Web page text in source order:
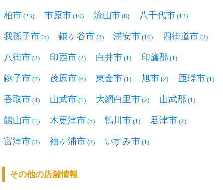
柏市 (23) 市原市 (10) 流山市 (8) 八千代市 (13)
我孫子市 (5) 鎌ヶ谷市 (3) 浦安市 (10) 四街道市 (3)
八街市 (3) 印西市 (2) 白井市 (1) 印旛郡 (1)
銚子市 (2) 茂原市 (6) 東金市 (1) 旭市 (2) 匝瑳市 (1)
香取市 (4) 山武市 (1) 大網白里市 (2) 山武郡 (1)
館山市 (1) 木更津市 (5) 鴨川市 (1) 君津市 (2)
富津市 (3) 袖ヶ浦市 (3) いすみ市 (1)
その他の店舗情報